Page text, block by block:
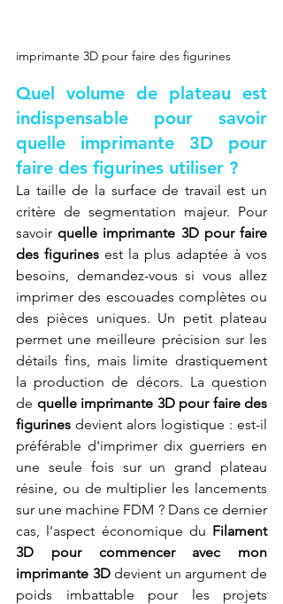
imprimante 3D pour faire des figurines
Quel volume de plateau est
indispensable pour savoir
quelle imprimante 3D pour
faire des figurines utiliser ?
La taille de la surface de travail est un
critère de segmentation majeur. Pour
savoir quelle imprimante 3D pour faire
des figurines est la plus adaptée à vos
besoins, demandez-vous si vous allez
imprimer des escouades complètes ou
des pièces uniques. Un petit plateau
permet une meilleure précision sur les
détails fins, mais limite drastiquement
la production de décors. La question
de quelle imprimante 3D pour faire des
figurines devient alors logistique : est-il
préférable d'imprimer dix guerriers en
une seule fois sur un grand plateau
résine, ou de multiplier les lancements
sur une machine FDM ? Dans ce dernier
cas, l'aspect économique du Filament
3D pour commencer avec mon
imprimante 3D devient un argument de
poids imbattable pour les projets